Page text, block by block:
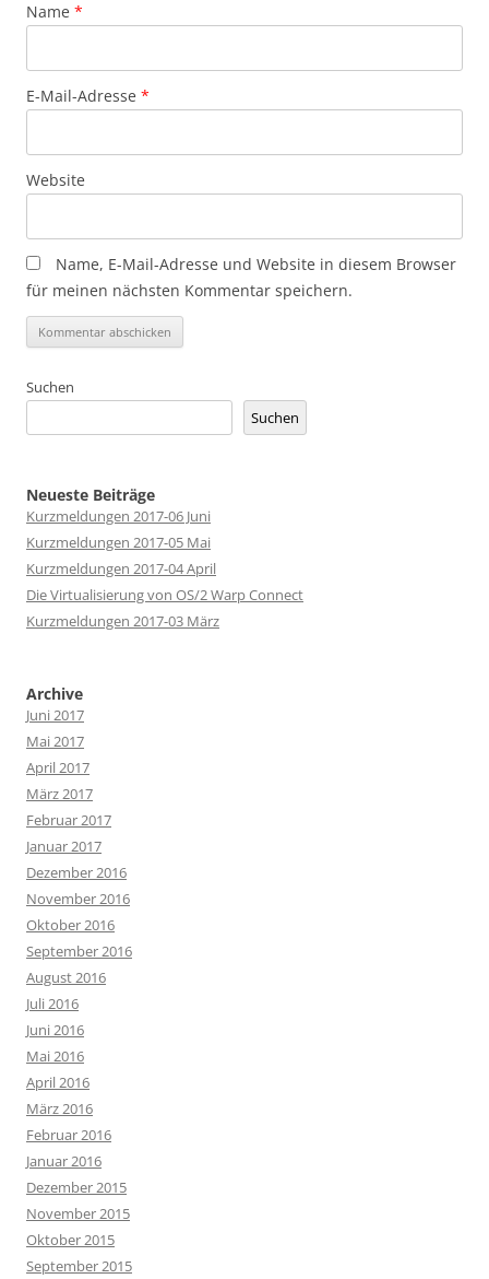
Name *
E-Mail-Adresse *
Website
Name, E-Mail-Adresse und Website in diesem Browser
für meinen nächsten Kommentar speichern.
Suchen
Suchen
Neueste Beiträge
Kurzmeldungen 2017-06 Juni
Kurzmeldungen 2017-05 Mai
Kurzmeldungen 2017-04 April
Die Virtualisierung von OS/2 Warp Connect
Kurzmeldungen 2017-03 März
Archive
Juni 2017
Mai 2017
April 2017
März 2017
Februar 2017
Januar 2017
Dezember 2016
November 2016
Oktober 2016
September 2016
August 2016
Juli 2016
Juni 2016
Mai 2016
April 2016
März 2016
Februar 2016
Januar 2016
Dezember 2015
November 2015
Oktober 2015
September 2015